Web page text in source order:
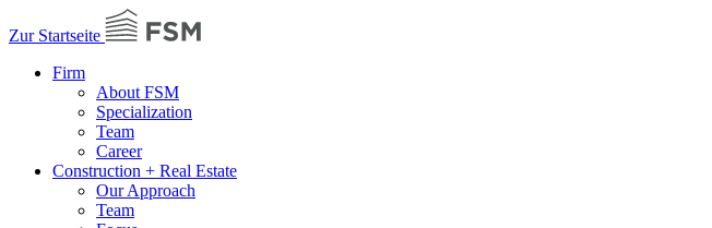
Zur Startseite
Firm
About FSM
Specialization
Team
Career
Construction + Real Estate
Our Approach
Team